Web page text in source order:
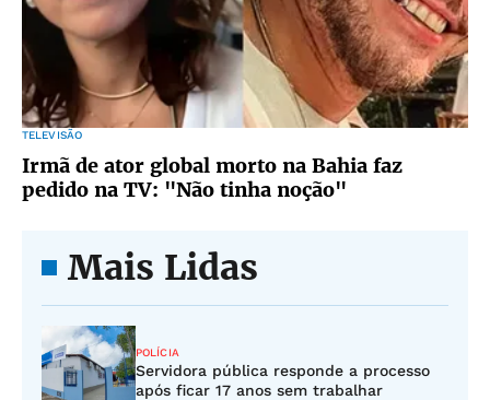
TELEVISÃO
Irmã de ator global morto na Bahia faz
pedido na TV: "Não tinha noção"
Mais Lidas
POLÍCIA
Servidora pública responde a processo
após ficar 17 anos sem trabalhar